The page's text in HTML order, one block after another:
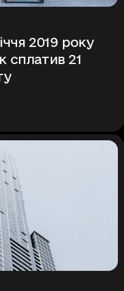
2019 року
сплатив 21